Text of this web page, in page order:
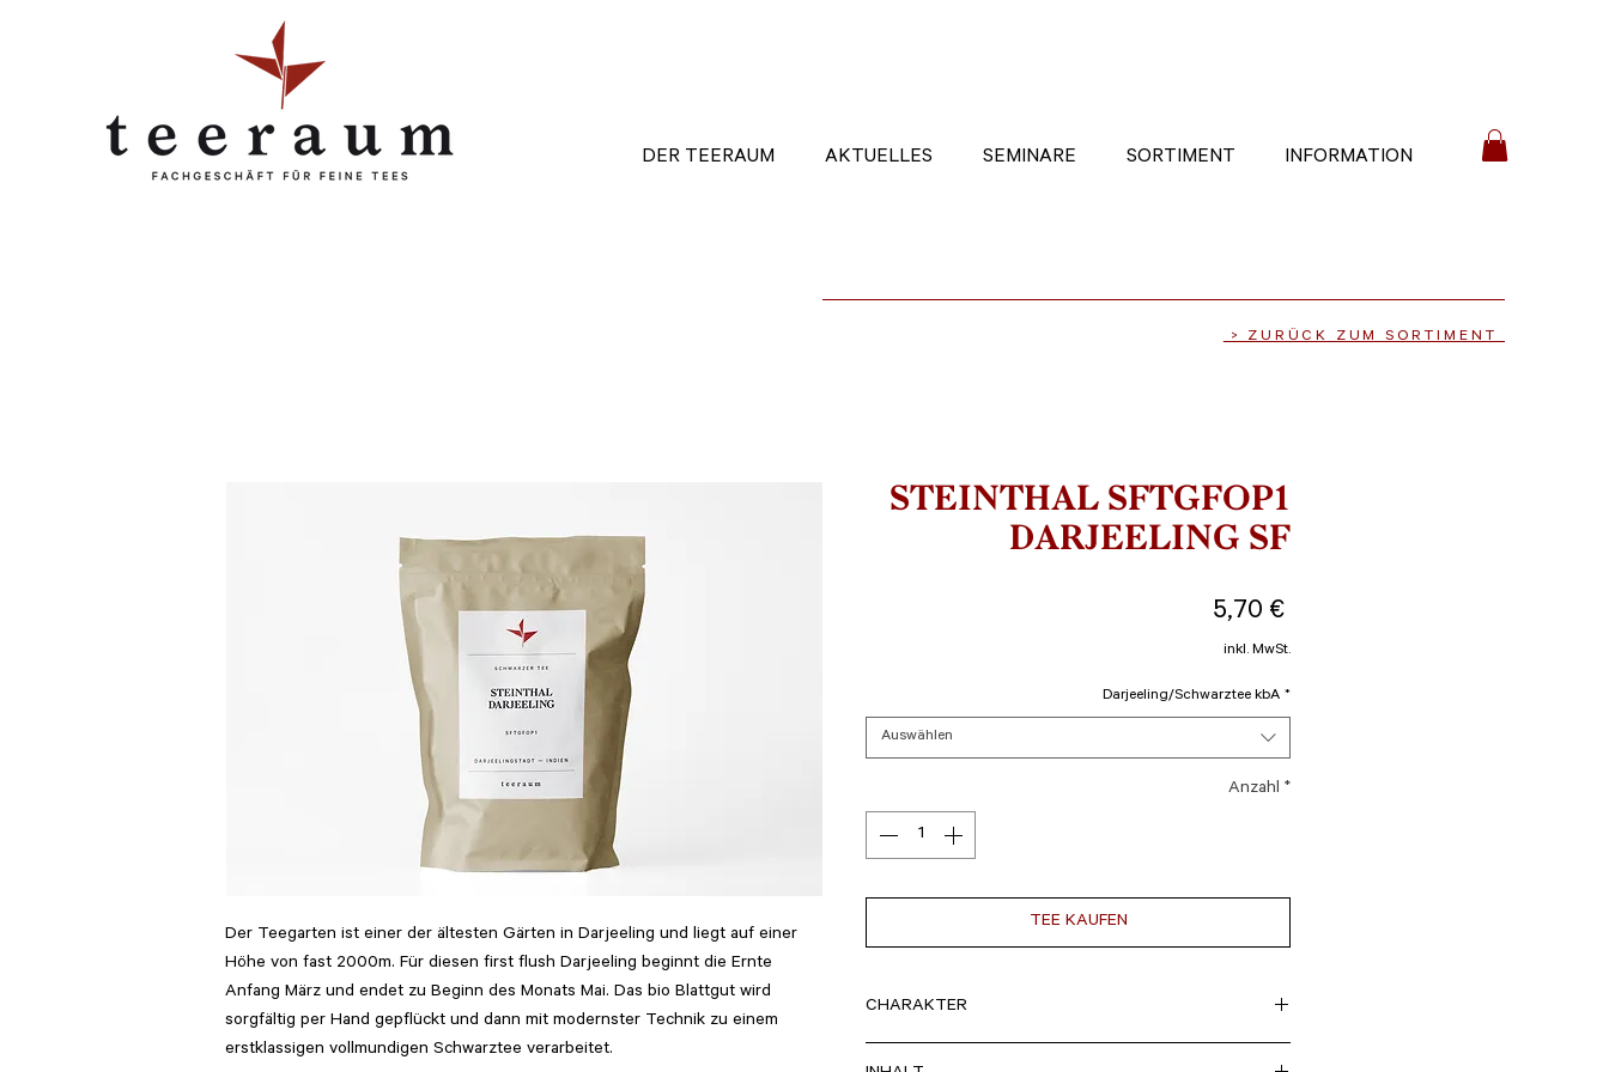
DER TEERAUM AKTUELLES SEMINARE SORTIMENT INFORMATION
Der Teegarten ist einer der ältesten Gärten in Darjeeling und liegt auf einer
Höhe von fast 2000m. Für diesen first flush Darjeeling beginnt die Ernte
Anfang März und endet zu Beginn des Monats Mai. Das bio Blattgut wird
sorgfältig per Hand gepflückt und dann mit modernster Technik zu einem
erstklassigen vollmundigen Schwarztee verarbeitet.
STEINTHAL SFTGFOP1
DARJEELING SF
5,70 €Preis
inkl. MwSt.
Darjeeling/Schwarztee kbA *
Auswählen
Anzahl *
TEE KAUFEN
CHARAKTER
> ZURÜCK ZUM SORTIMENT